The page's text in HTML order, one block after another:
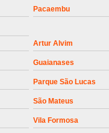
Pacaembu
Artur Alvim
Guaianases
Parque São Lucas
São Mateus
Vila Formosa